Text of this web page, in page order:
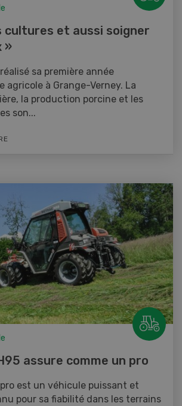
cultures et aussi soigner
»
sa première année
agricole à Grange-Verney. La
la production porcine et les
son...
assure comme un pro
est un véhicule puissant et
pour sa fiabilité dans les terrains